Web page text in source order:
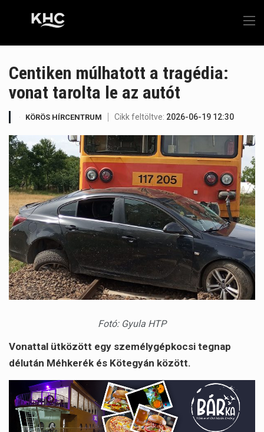
Centiken múlhatott a tragédia:
vonat tarolta le az autót
KÖRÖS HÍRCENTRUM Cikk feltöltve: 2026-06-19 12:30
Fotó: Gyula HTP
Vonattal ütközött egy személygépkocsi tegnap
délután Méhkerék és Kötegyán között.